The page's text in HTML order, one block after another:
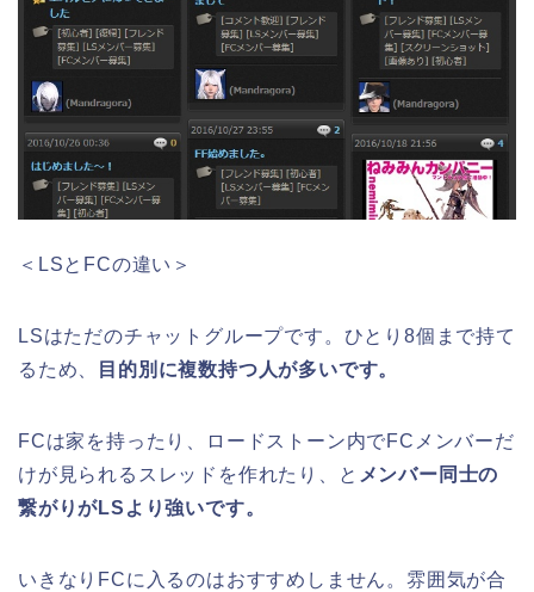
＜LSとFCの違い＞
LSはただのチャットグループです。ひとり8個まで持て
るため、
目的別に複数持つ人が多いです。
FCは家を持ったり、ロードストーン内でFCメンバーだ
けが見られるスレッドを作れたり、と メンバー同士の
繋がりがLSより強いです。
いきなりFCに入るのはおすすめしません。雰囲気が合